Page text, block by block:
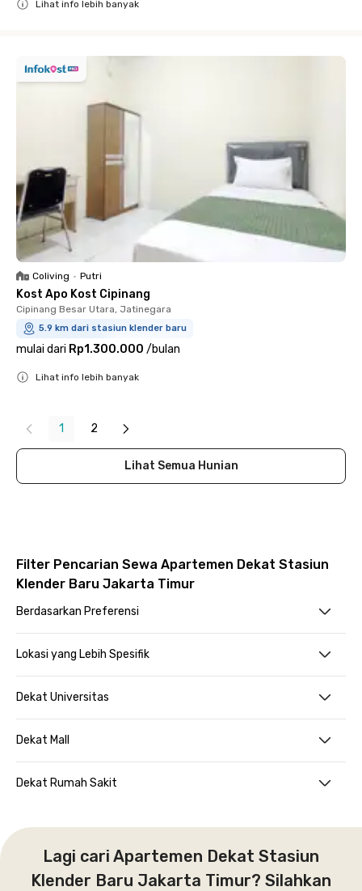
Lihat info lebih banyak
Coliving • Putri
Kost Apo Kost Cipinang
Cipinang Besar Utara, Jatinegara
5.9 km dari stasiun klender baru
mulai dari Rp1.300.000 /bulan
Lihat info lebih banyak
1 2
Lihat Semua Hunian
Filter Pencarian Sewa Apartemen Dekat Stasiun
Klender Baru Jakarta Timur
Berdasarkan Preferensi
Lokasi yang Lebih Spesifik
Dekat Universitas
Dekat Mall
Dekat Rumah Sakit
Lagi cari Apartemen Dekat Stasiun
Klender Baru Jakarta Timur? Silahkan